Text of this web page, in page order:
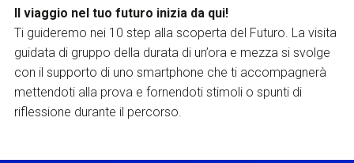
Il viaggio nel tuo futuro inizia da qui!
Ti guideremo nei 10 step alla scoperta del Futuro. La visita
guidata di gruppo della durata di un’ora e mezza si svolge
con il supporto di uno smartphone che ti accompagnerà
mettendoti alla prova e fornendoti stimoli o spunti di
riflessione durante il percorso.